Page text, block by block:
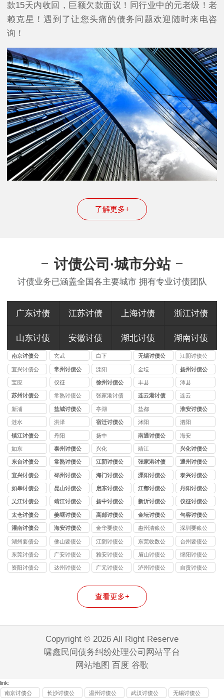
款15天内收回，巨额欠款面议！同行业中的元老级！老
赖克星！遇到了让您头痛的债务问题欢迎随时来电咨
询！
了解更多+
讨债公司·城市分站
讨债业务已涵盖全国各主要城市 拥有专业讨债团队
广东讨债 江苏讨债 上海讨债 浙江讨债
山东讨债 安徽讨债 湖北讨债 湖南讨债
南京讨债公
司
玄武 白下
无锡讨债公
司
江阴讨债公
司
宜兴讨债公
司
常州讨债公
司
溧阳 金坛
扬州讨债公
司
宝应 仪征
徐州讨债公
司
丰县 沛县
苏州讨债公
司
常熟讨债公
司
张家港讨债
公司
连云港讨债
公司
连云
新浦
盐城讨债公
司
亭湖 盐都
淮安讨债公
司
涟水 洪泽
宿迁讨债公
司
沭阳 泗阳
镇江讨债公
司
丹阳 扬中
南通讨债公
司
海安
如东
泰州讨债公
司
兴化 靖江
兴化讨债公
司
东台讨债公
司
常熟讨债公
司
江阴讨债公
司
张家港讨债
公司
通州讨债公
司
宜兴讨债公
司
邳州讨债公
司
海门讨债公
司
溧阳讨债公
司
泰兴讨债公
司
如皋讨债公
司
昆山讨债公
司
启东讨债公
司
江都讨债公
司
丹阳讨债公
司
吴江讨债公
司
靖江讨债公
司
扬中讨债公
司
新沂讨债公
司
仪征讨债公
司
太仓讨债公
司
姜堰讨债公
司
高邮讨债公
司
金坛讨债公
司
句容讨债公
司
灌南讨债公
司
海安讨债公
司
金华要债公
司
惠州清账公
司
深圳要账公
司
湖州要债公
司
佛山要债公
司
江阴讨债公
司
东莞收数公
司
台州要债公
司
东莞讨债公
司
广安讨债公
司
雅安讨债公
司
眉山讨债公
司
绵阳讨债公
司
资阳讨债公
达州讨债公
广元讨债公
泸州讨债公
自贡讨债公
查看更多+
Copyright © 2026 All Right Reserve
啸鑫民间债务纠纷处理公司网站平台
网站地图 百度 谷歌
link:
南京讨债公
长沙讨债公 温州讨债公 武汉讨债公 无锡讨债公